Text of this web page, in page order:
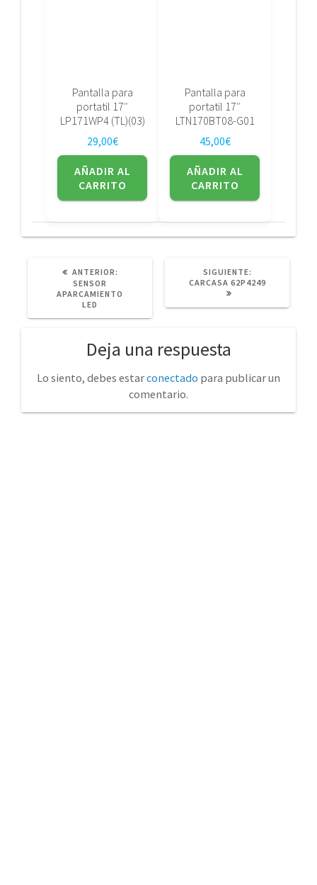
Pantalla para
portatil 17″
LP171WP4 (TL)(03)
29,00€
AÑADIR AL
CARRITO
Pantalla para
portatil 17″
LTN170BT08-G01
45,00€
AÑADIR AL
CARRITO
ANTERIOR:
SENSOR
APARCAMIENTO
LED
SIGUIENTE:
POST:
CARCASA 62P4249
Deja una respuesta
Lo siento, debes estarconectado para publicar un
comentario.